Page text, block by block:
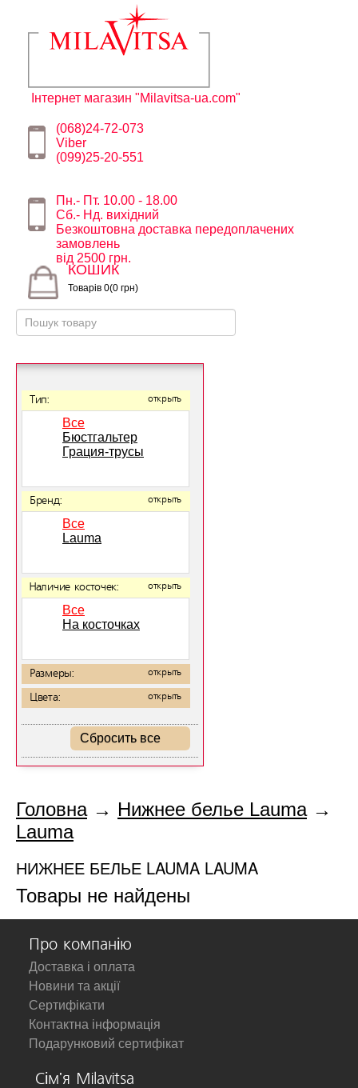
Інтернет магазин "Milavitsa-ua.com"
(068)24-72-073
Viber
(099)25-20-551
Пн.- Пт. 10.00 - 18.00
Сб.- Нд. вихідний
Безкоштовна доставка передоплачених
замовлень
від 2500 грн.
КОШИК
Товарів 0(0 грн)
Тип: открыть
Все
Бюстгальтер
Грация-трусы
Бренд: открыть
Все
Lauma
Наличие косточек: открыть
Все
На косточках
Размеры: открыть
Цвета: открыть
Сбросить все
Головна→ Нижнее белье Lauma→
Lauma
НИЖНЕЕ БЕЛЬЕ LAUMA LAUMA
Товары не найдены
Про компанію
Доставка і оплата
Новини та акції
Сертифікати
Контактна інформація
Подарунковий сертифікат
Сім'я Milavitsa